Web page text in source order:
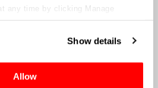
any time by clicking Manage
site.
Show details
Allow
und zum Zeitpunkt der